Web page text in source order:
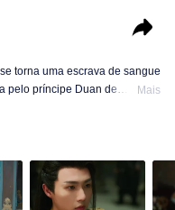
torna uma escrava de sangue
pelo príncipe Duan de
provações, eles
verdadeiros sentimentos
para a reclusão juntos nas
Mais